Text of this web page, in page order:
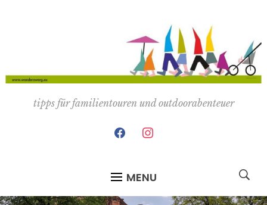
tipps für familientouren und outdoorabenteuer
facebookinstagram
MENU